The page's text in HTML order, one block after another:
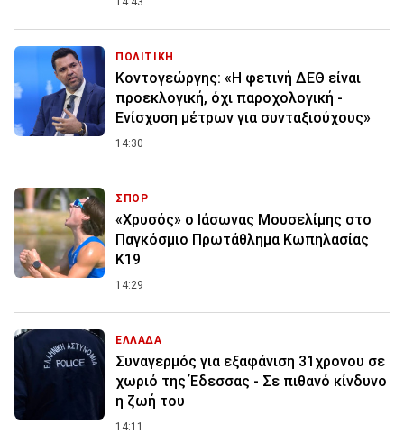
ΠΟΛΙΤΙΚΗ
Κοντογεώργης: «Η φετινή ΔΕΘ είναι
προεκλογική, όχι παροχολογική -
Ενίσχυση μέτρων για συνταξιούχους»
14:30
ΣΠΟΡ
«Χρυσός» ο Ιάσωνας Μουσελίμης στο
Παγκόσμιο Πρωτάθλημα Κωπηλασίας
Κ19
14:29
ΕΛΛΑΔΑ
Συναγερμός για εξαφάνιση 31χρονου σε
χωριό της Έδεσσας - Σε πιθανό κίνδυνο
η ζωή του
14:11